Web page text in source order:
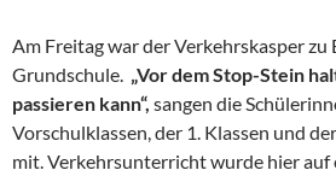
Am Freitag war der Verkehrskasper zu
Grundschule. „Vor dem Stop-Stein
passieren kann“, sangen die
Vorschulklassen, der 1. Klassen und
mit. Verkehrsunterricht wurde hier auf